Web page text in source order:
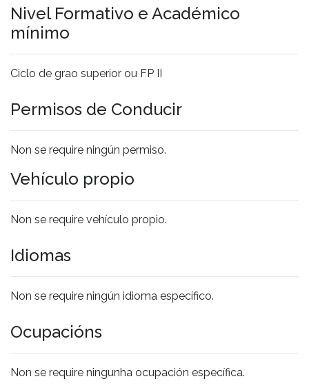
Nivel Formativo e Académico
mínimo
Ciclo de grao superior ou FP II
Permisos de Conducir
Non se require ningún permiso.
Vehículo propio
Non se require vehículo propio.
Idiomas
Non se require ningún idioma específico.
Ocupacións
Non se require ningunha ocupación específica.